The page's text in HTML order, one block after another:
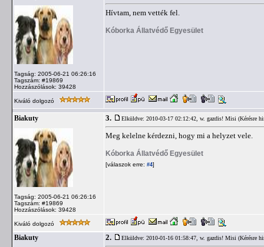
Tagság: 2005-06-21 06:26:16
Tagszám: #19869
Hozzászólások: 39428
Hívtam, nem vették fel.
Kóborka Állatvédő Egyesület
Kiváló dolgozó
Biakuty
Tagság: 2005-06-21 06:26:16
Tagszám: #19869
Hozzászólások: 39428
3. Elküldve: 2010-03-17 02:12:42, w. gazdis! Misi (Kérésre
Meg kelelne kérdezni, hogy mi a helyzet vele.
Kóborka Állatvédő Egyesület
[válaszok erre: #4]
Kiváló dolgozó
Biakuty 2. Elküldve: 2010-01-16 01:58:47, w. gazdis! Misi (Kérésre